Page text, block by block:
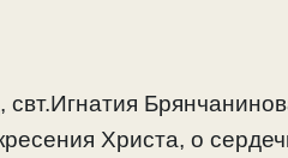
Христа, о